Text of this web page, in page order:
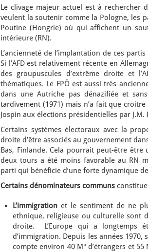
Le clivage majeur actuel est à rechercher
veulent la soutenir comme la Pologne, les
Poutine (Hongrie) où qui affichent un
intérieure (RN).
L’ancienneté de l’implantation de ces
Si l’AFD est relativement récente en
des groupuscules d’extrême droite et
thématiques. Le FPÖ est aussi très
dans une Autriche pas dénazifiée et
tardivement (1971) mais n’a fait que
Jospin aux élections présidentielles par J.M.
Certains systèmes électoraux avec la
droite d’être associés au gouvernement
Bas, Finlande. Cela pourrait peut-être
deux tours a été moins favorable au RN
parti qui bénéficie d’une forte dynamique
Certains dénominateurs communs
L’immigration et le sentiment de ne
ethnique, religieuse ou culturelle sont
droite. L’Europe qui a longtemps
d’immigration. Depuis les années
compte environ 40 M° d’étrangers et